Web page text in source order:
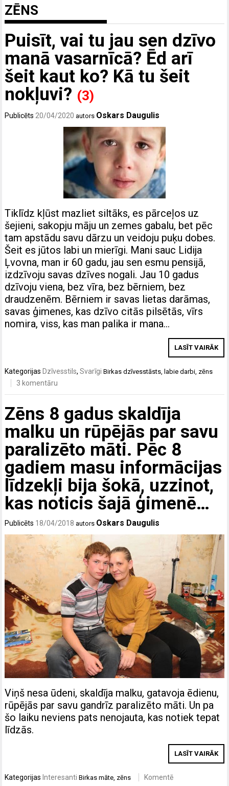
ZĒNS
Puisīt, vai tu jau sen dzīvo
manā vasarnīcā? Ēd arī
šeit kaut ko? Kā tu šeit
nokļuvi? (3)
Publicēts 20/04/2020 autors Oskars Daugulis
Tiklīdz kļūst mazliet siltāks, es pārceļos uz
šejieni, sakopju māju un zemes gabalu, bet pēc
tam apstādu savu dārzu un veidoju puķu dobes.
Šeit es jūtos labi un mierīgi. Mani sauc Lidija
Ļvovna, man ir 60 gadu, jau sen esmu pensijā,
izdzīvoju savas dzīves nogali. Jau 10 gadus
dzīvoju viena, bez vīra, bez bērniem, bez
draudzenēm. Bērniem ir savas lietas darāmas,
savas ģimenes, kas dzīvo citās pilsētās, vīrs
nomira, viss, kas man palika ir mana…
LASĪT VAIRĀK
Kategorijas Dzīvesstils,Svarīgi Birkasdzīvesstāsts, labie darbi, zēns
3 komentāru
Zēns 8 gadus skaldīja
malku un rūpējās par savu
paralizēto māti. Pēc 8
gadiem masu informācijas
līdzekļi bija šokā, uzzinot,
kas noticis šajā ģimenē…
Publicēts 18/04/2018 autors Oskars Daugulis
Viņš nesa ūdeni, skaldīja malku, gatavoja ēdienu,
rūpējās par savu gandrīz paralizēto māti. Un pa
šo laiku neviens pats nenojauta, kas notiek tepat
līdzās.
LASĪT VAIRĀK
Kategorijas Interesanti Birkasmāte, zēns Komentē